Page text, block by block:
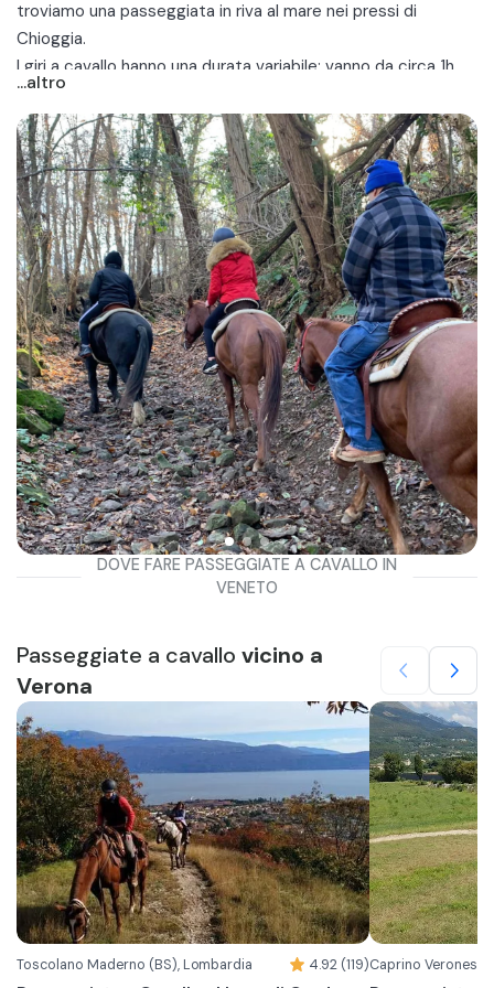
troviamo una passeggiata in riva al mare nei pressi di
Chioggia.
I giri a cavallo hanno una durata variabile: vanno da circa 1h
fino a mezza giornata. Il prezzo di una passeggiata intorno a
Padova è variabile, ma si aggira intorno ai 40€ all'ora.
Si tratta di giri molto divertenti adatti anche a principianti,
dunque non è necessaria esperienza equestre pregressa.
Scopri i migliori giri a cavallo a pochi minuti da Padova per
gite fuori porta, uscite di coppia, giornate in famiglia o con
amici!
...altro
DOVE FARE PASSEGGIATE A CAVALLO IN
VENETO
Passeggiate a cavallo vicino a
Verona
Toscolano Maderno (BS), Lombardia 4.92 (119)Caprino Veronese